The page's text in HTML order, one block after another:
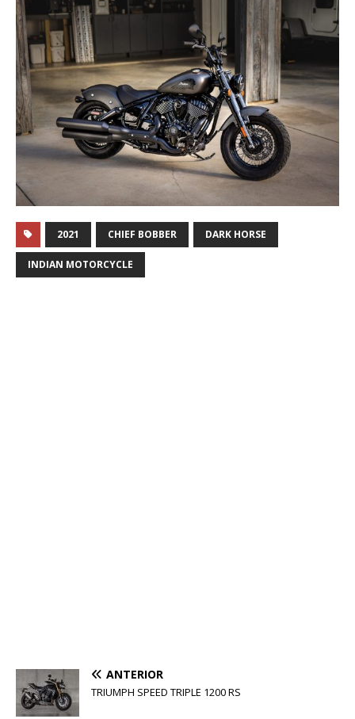
2021 CHIEF BOBBER DARK HORSE
INDIAN MOTORCYCLE
ANTERIOR
TRIUMPH SPEED TRIPLE 1200 RS